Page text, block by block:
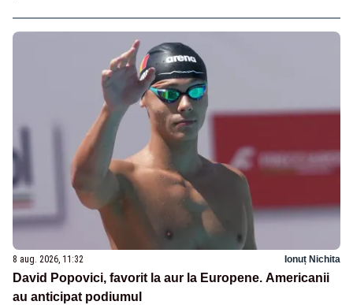
8 aug. 2026, 11:32 Ionuț Nichita
David Popovici, favorit la aur la Europene. Americanii
au anticipat podiumul